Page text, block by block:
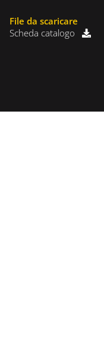
File da scaricare
Scheda catalogo